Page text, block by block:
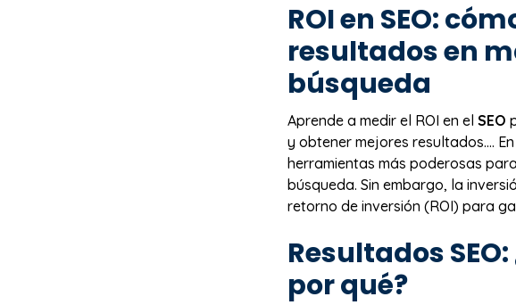
ROI en SEO:
resultados en
búsqueda
Aprende a medir el ROI en el SEO
y obtener mejores resultados.…
herramientas más poderosas
búsqueda. Sin embargo, la
retorno de inversión (ROI) para
ResultadosSEO
por qué?